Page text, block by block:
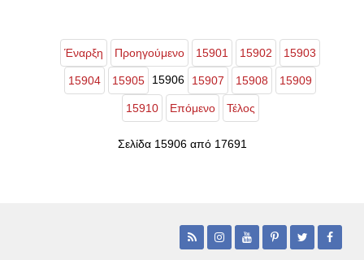
Έναρξη Προηγούμενο 15901 15902 15903
15904 15905 15906 15907 15908 15909
15910 Επόμενο Τέλος
Σελίδα 15906 από 17691